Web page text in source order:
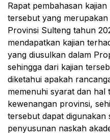
Rapat pembahasan
tersebut yang merupakan
Provinsi Sulteng tahun
mendapatkan kajian
yang diusulkan dalam
sehingga dari kajian
diketahui apakah
memenuhi syarat dan
kewenangan provinsi,
tersebut dapat digunakan
penyusunan naskah